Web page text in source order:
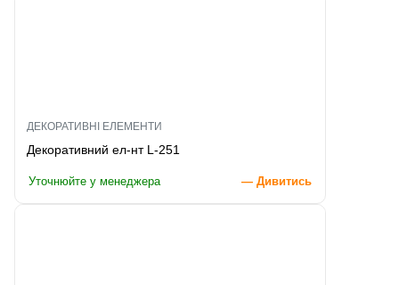
ДЕКОРАТИВНІ ЕЛЕМЕНТИ
Декоративний ел-нт L-251
Уточнюйте у менеджера — Дивитись